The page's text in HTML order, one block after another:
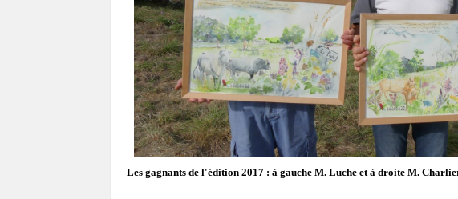
Les gagnants de l'édition 2017 : à gauche M. Luche et à droite M.